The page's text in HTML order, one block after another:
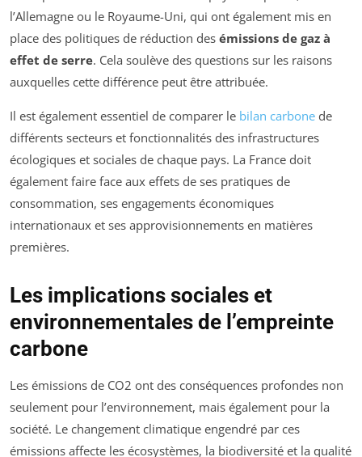
l’Allemagne ou le Royaume-Uni, qui ont également mis en
place des politiques de réduction des émissions de gaz à
effet de serre. Cela soulève des questions sur les raisons
auxquelles cette différence peut être attribuée.
Il est également essentiel de comparer le bilan carbone de
différents secteurs et fonctionnalités des infrastructures
écologiques et sociales de chaque pays. La France doit
également faire face aux effets de ses pratiques de
consommation, ses engagements économiques
internationaux et ses approvisionnements en matières
premières.
Les implications sociales et
environnementales de l’empreinte
carbone
Les émissions de CO2 ont des conséquences profondes non
seulement pour l’environnement, mais également pour la
société. Le changement climatique engendré par ces
émissions affecte les écosystèmes, la biodiversité et la qualité